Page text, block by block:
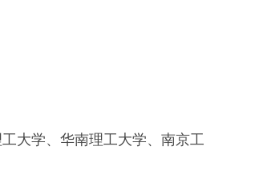
大学、华南理工大学、南京工